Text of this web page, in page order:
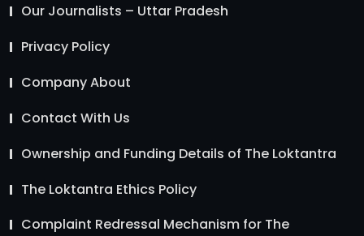
Our Journalists – Uttar Pradesh
Privacy Policy
Company About
Contact With Us
Ownership and Funding Details of The Loktantra
The Loktantra Ethics Policy
Complaint Redressal Mechanism for The